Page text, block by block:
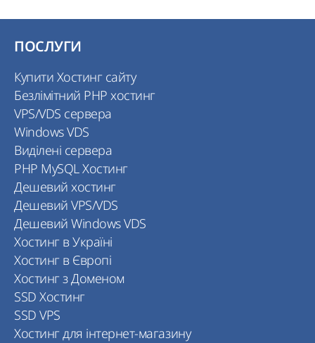
ПОСЛУГИ
Купити Хостинг сайту
Безлімітний PHP хостинг
VPS/VDS сервера
Windows VDS
Виділені сервера
PHP MySQL Хостинг
Дешевий хостинг
Дешевий VPS/VDS
Дешевий Windows VDS
Хостинг в Україні
Хостинг в Європі
Хостинг з Доменом
SSD Хостинг
SSD VPS
Хостинг для інтернет-магазину